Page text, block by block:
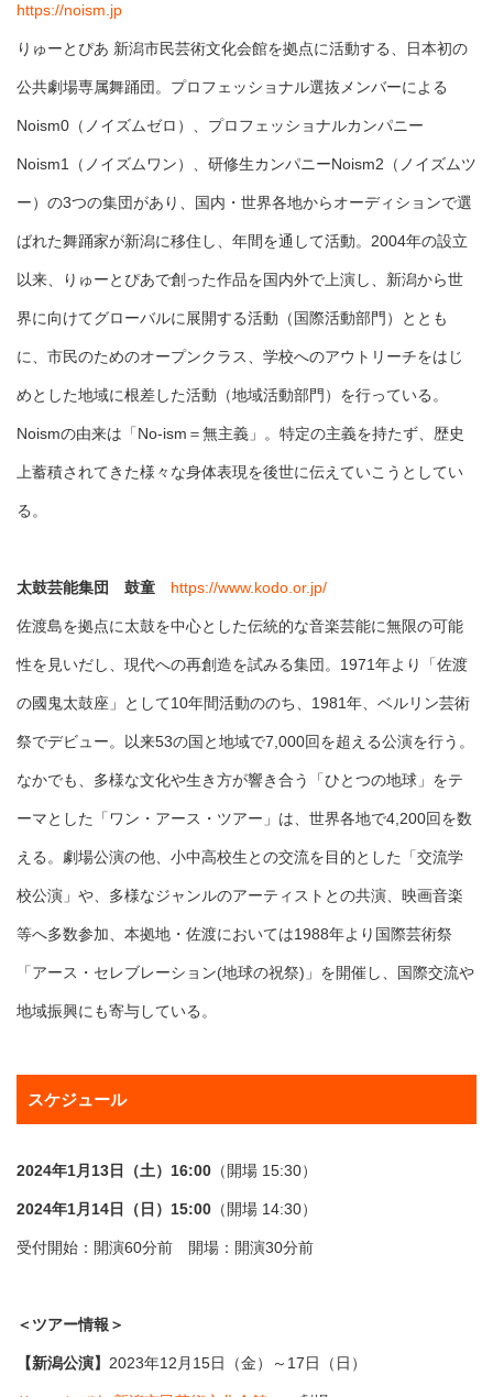
https://noism.jp
りゅーとぴあ 新潟市民芸術文化会館を拠点に活動する、日本初の
公共劇場専属舞踊団。プロフェッショナル選抜メンバーによる
Noism0（ノイズムゼロ）、プロフェッショナルカンパニー
Noism1（ノイズムワン）、研修生カンパニーNoism2（ノイズムツ
ー）の3つの集団があり、国内・世界各地からオーディションで選
ばれた舞踊家が新潟に移住し、年間を通して活動。2004年の設立
以来、りゅーとぴあで創った作品を国内外で上演し、新潟から世
界に向けてグローバルに展開する活動（国際活動部門）ととも
に、市民のためのオープンクラス、学校へのアウトリーチをはじ
めとした地域に根差した活動（地域活動部門）を行っている。
Noismの由来は「No-ism＝無主義」。特定の主義を持たず、歴史
上蓄積されてきた様々な身体表現を後世に伝えていこうとしてい
る。
太鼓芸能集団 鼓童 https://www.kodo.or.jp/
佐渡島を拠点に太鼓を中心とした伝統的な音楽芸能に無限の可能
性を見いだし、現代への再創造を試みる集団。1971年より「佐渡
の國鬼太鼓座」として10年間活動ののち、1981年、ベルリン芸術
祭でデビュー。以来53の国と地域で7,000回を超える公演を行う。
なかでも、多様な文化や生き方が響き合う「ひとつの地球」をテ
ーマとした「ワン・アース・ツアー」は、世界各地で4,200回を数
える。劇場公演の他、小中高校生との交流を目的とした「交流学
校公演」や、多様なジャンルのアーティストとの共演、映画音楽
等へ多数参加、本拠地・佐渡においては1988年より国際芸術祭
「アース・セレブレーション(地球の祝祭)」を開催し、国際交流や
地域振興にも寄与している。
スケジュール
2024年1月13日（土）16:00 （開場 15:30）
2024年1月14日（日）15:00 （開場 14:30）
受付開始：開演60分前 開場：開演30分前
＜ツアー情報＞
【新潟公演】 2023年12月15日（金）～17日（日）